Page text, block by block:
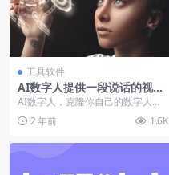
工具软件
AI数字人提供一段说话的视频
生成专属数字人
AI数字人，克隆你自己的数字人，
生成专属数字人上传一段说话的视
频，克隆成数字人视...
2 年前 1.6K